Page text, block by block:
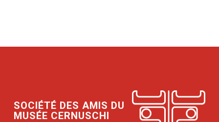
SOCIÉTÉ DES AMIS DU
MUSÉE CERNUSCHI